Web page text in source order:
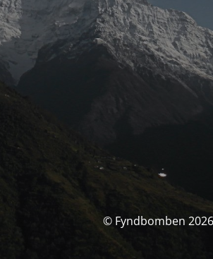
© Fyndbomben 2026